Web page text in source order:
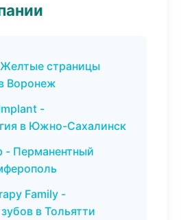
страницы
Воронеж
-
в Южно-Сахалинск
- Перманентный
Family -
в Тольятти